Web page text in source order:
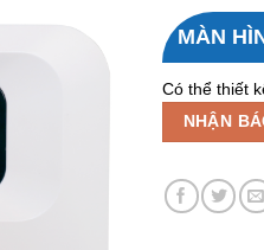
MÀN
Có thể thiết
NHẬN